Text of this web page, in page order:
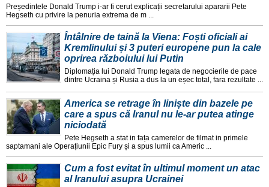
Președintele Donald Trump i-ar fi cerut explicații secretarului apararii Pete
Hegseth cu privire la penuria extrema de m ...
Întâlnire de taină la Viena: Foști oficiali ai
Kremlinului și 3 puteri europene pun la cale
oprirea războiului lui Putin
Diplomația lui Donald Trump legata de negocierile de pace
dintre Ucraina și Rusia a dus la un eșec total, fara rezultate ...
America se retrage în liniște din bazele pe
care a spus că Iranul nu le-ar putea atinge
niciodată
Pete Hegseth a stat in fața camerelor de filmat in primele
saptamani ale Operațiunii Epic Fury și a spus lumii ca Americ ...
Cum a fost evitat în ultimul moment un atac
al Iranului asupra Ucrainei